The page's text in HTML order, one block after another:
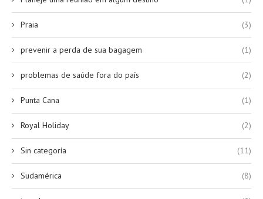
Praia (3)
prevenir a perda de sua bagagem (1)
problemas de saúde fora do país (2)
Punta Cana (1)
Royal Holiday (2)
Sin categoría (11)
Sudamérica (8)